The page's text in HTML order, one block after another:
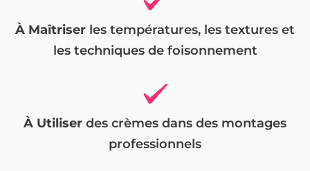
À Maîtriser les températures, les textures et
les techniques de foisonnement
À Utiliser des crèmes dans des montages
professionnels